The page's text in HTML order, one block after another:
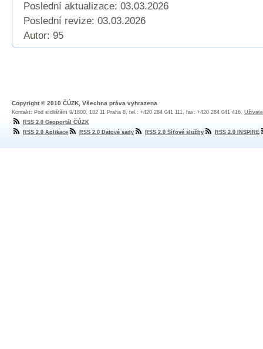
Poslední aktualizace: 03.03.2026
Poslední revize: 03.03.2026
Autor: 95
Copyright © 2010 ČÚZK, Všechna práva vyhrazena
Kontakt: Pod sídlištěm 9/1800, 182 11 Praha 8, tel.: +420 284 041 111, fax: +420 284 041 416,
RSS 2.0 Geoportál ČÚZK
RSS 2.0 Aplikace
RSS 2.0 Datové sady RSS 2.0 Síťové služby RSS 2.0 INSPIRE